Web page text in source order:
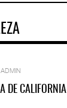
DE CALIFORNIA